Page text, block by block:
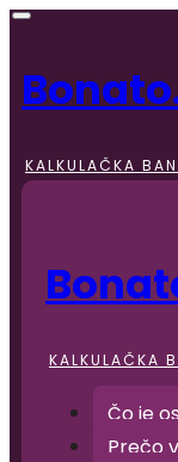
KALKULAČKA
KALKULAČKA
Čo je
Prečo